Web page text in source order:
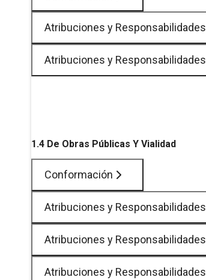
Atribuciones y Responsabilidades
Atribuciones y Responsabilidades
1.4 De Obras Públicas Y Vialidad
Conformación
Atribuciones y Responsabilidades
Atribuciones y Responsabilidades
Atribuciones y Responsabilidades